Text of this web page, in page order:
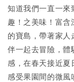
知道我們一直一來
趣！之美味！富含
的寶島，帶著家人
伴一起去冒險，體
感，在春天接近夏
感受果園間的微風